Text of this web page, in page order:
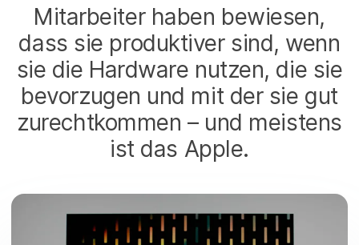
Mitarbeiter haben bewiesen,
dass sie produktiver sind, wenn
sie die Hardware nutzen, die sie
bevorzugen und mit der sie gut
zurechtkommen – und meistens
ist das Apple.